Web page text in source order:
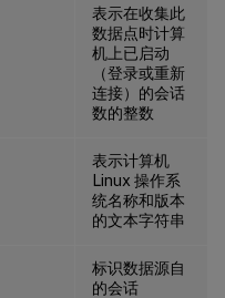
表示在收集此
数据点时计算
机上已启动
（登录或重新
连接）的会话
数的整数
表示计算机
Linux 操作系
统名称和版本
的文本字符串
标识数据源自
的会话